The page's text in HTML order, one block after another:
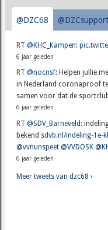
@DZC68
RT@KHC_Kampen:
6 jaar geleden
RT@nocnsf: Helpen jullie
in Nederland coronaproof
samen voor dat de
6 jaar geleden
RT@SDV_Barneveld :
bekend sdvb.nl/indeling-1e-
@vvnunspeet @VVDOSK
6 jaar geleden
Meer tweets van dzc68 ›